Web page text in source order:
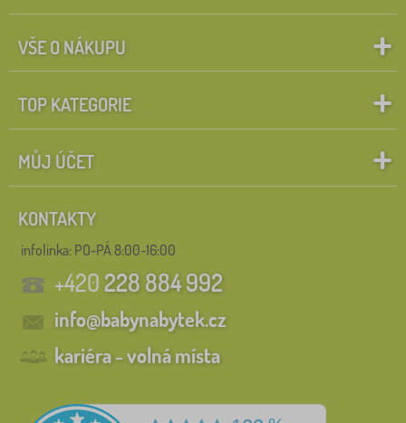
VŠE O NÁKUPU
TOP KATEGORIE
MŮJ ÚČET
KONTAKTY
infolinka: PO-PÁ 8:00-16:00
+420228 884 992
info@babynabytek.cz
kariéra - volná místa